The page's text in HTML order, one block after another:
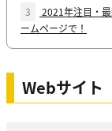
3
2021年注目・
ームページで！
Webサイト